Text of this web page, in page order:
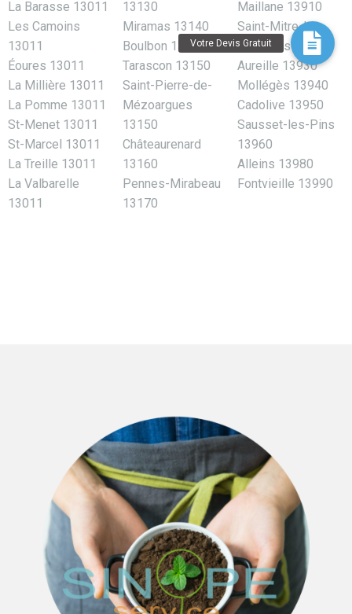
La Barasse 13011
Les Camoins
13011
Éoures 13011
La Millière 13011
La Pomme 13011
St-Menet 13011
St-Marcel 13011
La Treille 13011
La Valbarelle
13011
13130
Miramas 13140
Boulbon 13150
Tarascon 13150
Saint-Pierre-de-
Mézoargues
13150
Châteaurenard
13160
Pennes-Mirabeau
13170
Maillane 13910
Saint-Mitre-les-
Remparts 13920
Aureille 13930
Mollégès 13940
Cadolive 13950
Sausset-les-Pins
13960
Alleins 13980
Fontvieille 13990